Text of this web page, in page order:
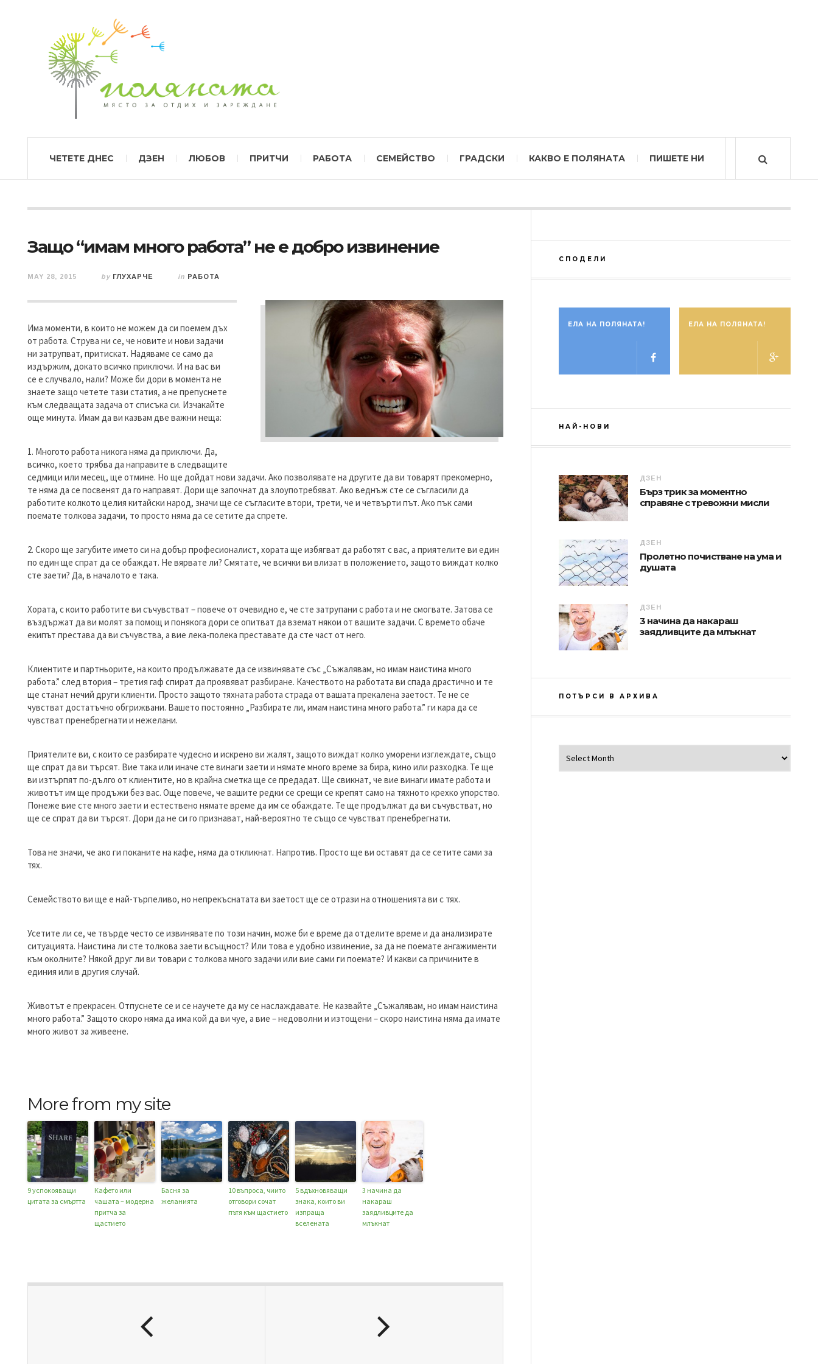
ЧЕТЕТЕ ДНЕС ДЗЕН ЛЮБОВ ПРИТЧИ РАБОТА СЕМЕЙСТВО ГРАДСКИ КАКВО Е ПОЛЯНАТА ПИШЕТЕ НИ
Защо “имам много работа” не е добро извинение
MAY 28, 2015 by ГЛУХАРЧЕ in РАБОТА
Има моменти, в които не можем да си поемем дъх
от работа. Струва ни се, че новите и нови задачи
ни затрупват, притискат. Надяваме се само да
издържим, докато всичко приключи. И на вас ви
се е случвало, нали? Може би дори в момента не
знаете защо четете тази статия, а не препуснете
към следващата задача от списъка си. Изчакайте
още минута. Имам да ви казвам две важни неща:
1. Многото работа никога няма да приключи. Да,
всичко, което трябва да направите в следващите
седмици или месец, ще отмине. Но ще дойдат нови задачи. Ако позволявате на другите да ви товарят прекомерно,
те няма да се посвенят да го направят. Дори ще започнат да злоупотребяват. Ако веднъж сте се съгласили да
работите колкото целия китайски народ, значи ще се съгласите втори, трети, че и четвърти път. Ако пък сами
поемате толкова задачи, то просто няма да се сетите да спрете.
2. Скоро ще загубите името си на добър професионалист, хората ще избягват да работят с вас, а приятелите ви един
по един ще спрат да се обаждат. Не вярвате ли? Смятате, че всички ви влизат в положението, защото виждат колко
сте заети? Да, в началото е така.
Хората, с които работите ви съчувстват – повече от очевидно е, че сте затрупани с работа и не смогвате. Затова се
въздържат да ви молят за помощ и понякога дори се опитват да вземат някои от вашите задачи. С времето обаче
екипът престава да ви съчувства, а вие лека-полека преставате да сте част от него.
Клиентите и партньорите, на които продължавате да се извинявате със „Съжалявам, но имам наистина много
работа.” след втория – третия гаф спират да проявяват разбиране. Качеството на работата ви спада драстично и те
ще станат нечий други клиенти. Просто защото тяхната работа страда от вашата прекалена заетост. Те не се
чувстват достатъчно обгрижвани. Вашето постоянно „Разбирате ли, имам наистина много работа.” ги кара да се
чувстват пренебрегнати и нежелани.
Приятелите ви, с които се разбирате чудесно и искрено ви жалят, защото виждат колко уморени изглеждате, също
ще спрат да ви търсят. Вие така или иначе сте винаги заети и нямате много време за бира, кино или разходка. Те ще
ви изтърпят по-дълго от клиентите, но в крайна сметка ще се предадат. Ще свикнат, че вие винаги имате работа и
животът им ще продъжи без вас. Още повече, че вашите редки се срещи се крепят само на тяхното крехко упорство.
Понеже вие сте много заети и естествено нямате време да им се обаждате. Те ще продължат да ви съчувстват, но
ще се спрат да ви търсят. Дори да не си го признават, най-вероятно те също се чувстват пренебрегнати.
Това не значи, че ако ги поканите на кафе, няма да откликнат. Напротив. Просто ще ви оставят да се сетите сами за
тях.
Семейството ви ще е най-търпеливо, но непрекъснатата ви заетост ще се отрази на отношенията ви с тях.
Усетите ли се, че твърде често се извинявате по този начин, може би е време да отделите време и да анализирате
ситуацията. Наистина ли сте толкова заети всъщност? Или това е удобно извинение, за да не поемате ангажименти
към околните? Някой друг ли ви товари с толкова много задачи или вие сами ги поемате? И какви са причините в
единия или в другия случай.
Животът е прекрасен. Отпуснете се и се научете да му се наслаждавате. Не казвайте „Съжалявам, но имам наистина
много работа.” Защото скоро няма да има кой да ви чуе, а вие – недоволни и изтощени – скоро наистина няма да имате
много живот за живеене.
More from my site
9 успокояващи
цитата за смъртта
Кафето или
чашата – модерна
притча за
щастието
Басня за
желанията
10 въпроса, чиито
отговори сочат
пътя към щастието
5 вдъхновяващи
знака, които ви
изпраща
вселената
3 начина да
накараш
заядливците да
млъкнат
СПОДЕЛИ
ЕЛА НА ПОЛЯНАТА! ЕЛА НА ПОЛЯНАТА!
НАЙ-НОВИ
ДЗЕН
Бърз трик за моментно
справяне с тревожни мисли
ДЗЕН
Пролетно почистване на ума и
душата
ДЗЕН
3 начина да накараш
заядливците да млъкнат
ПОТЪРСИ В АРХИВА